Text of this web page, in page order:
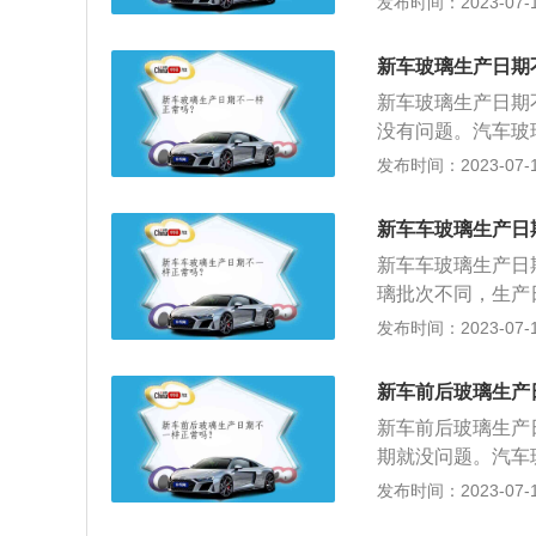
夹层玻璃、钢化
新车玻璃生产日
新车玻璃生产日
没有问题。汽车
因为采购的批次
点和一个数字组
发布时间：2023-07-
新车车玻璃生产
新车车玻璃生产
璃批次不同，生
案，代表着汽车
层玻璃、钢化玻
发布时间：2023-07-
新车前后玻璃生
新车前后玻璃生
期就没问题。汽
车子，因为采购
发布时间：2023-07-